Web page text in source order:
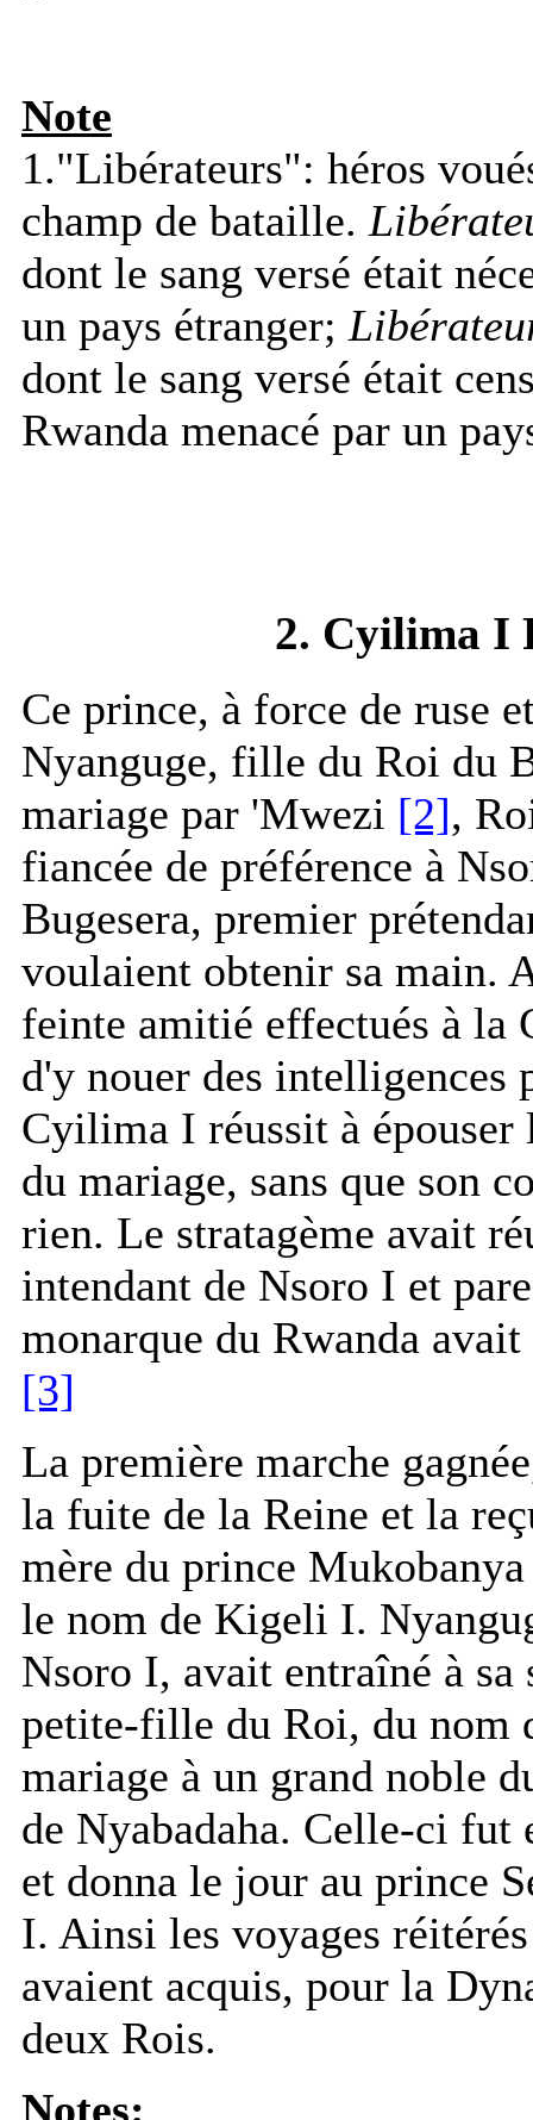
Note
1."Libérateurs": héros
champ de bataille.
dont le sang versé était
un pays étranger;
dont le sang versé était
Rwanda menacé par un
2. Cyilima I
Ce prince, à force de ruse
Nyanguge, fille du Roi du
mariage par 'Mwezi [2],
fiancée de préférence à
Bugesera, premier
voulaient obtenir sa main.
feinte amitié effectués à la
d'y nouer des intelligences
Cyilima I réussit à épouser
du mariage, sans que son
rien. Le stratagème avait
intendant de Nsoro I et
monarque du Rwanda
[3]
La première marche
la fuite de la Reine et la
mère du prince
le nom de Kigeli I.
Nsoro I, avait entraîné à sa
petite-fille du Roi, du nom
mariage à un grand noble
de Nyabadaha. Celle-ci fut
et donna le jour au prince
I. Ainsi les voyages
avaient acquis, pour la
deux Rois.
Notes: